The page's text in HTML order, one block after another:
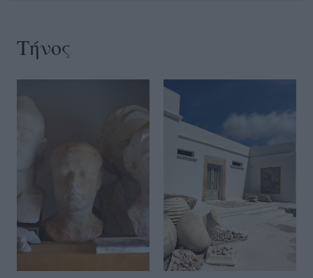
Τήνος